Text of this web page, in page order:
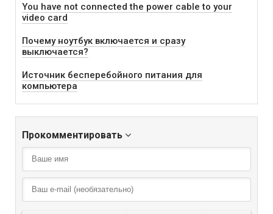
You have not connected the power cable to your
video card
Почему ноутбук включается и сразу
выключается?
Источник бесперебойного питания для
компьютера
Прокомментировать